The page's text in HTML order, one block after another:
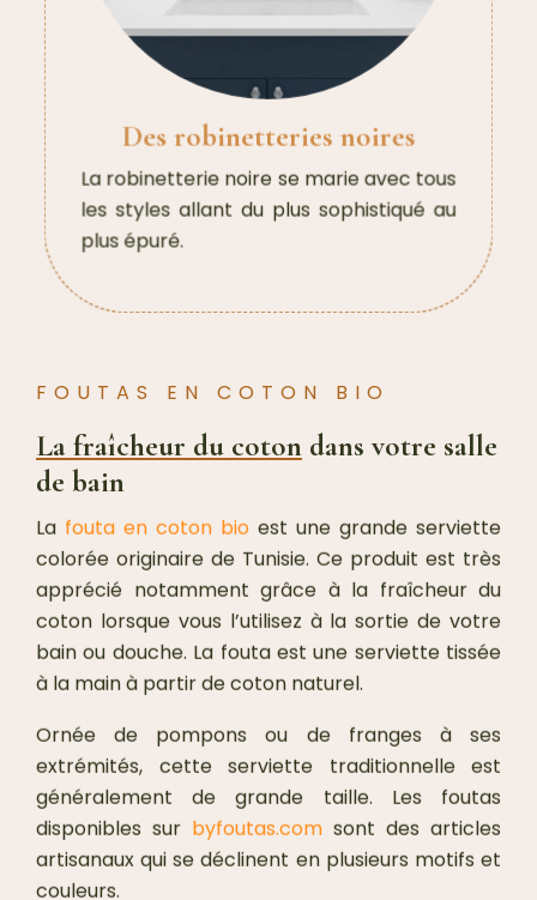
Des robinetteries noires
La robinetterie noire se marie avec tous
les styles allant du plus sophistiqué au
plus épuré.
FOUTAS EN COTON BIO
La fraîcheur du coton dans votre salle
de bain
La fouta en coton bio est une grande serviette
colorée originaire de Tunisie. Ce produit est très
apprécié notamment grâce à la fraîcheur du
coton lorsque vous l’utilisez à la sortie de votre
bain ou douche. La fouta est une serviette tissée
à la main à partir de coton naturel.
Ornée de pompons ou de franges à ses
extrémités, cette serviette traditionnelle est
généralement de grande taille. Les foutas
disponibles sur byfoutas.com sont des articles
artisanaux qui se déclinent en plusieurs motifs et
couleurs.